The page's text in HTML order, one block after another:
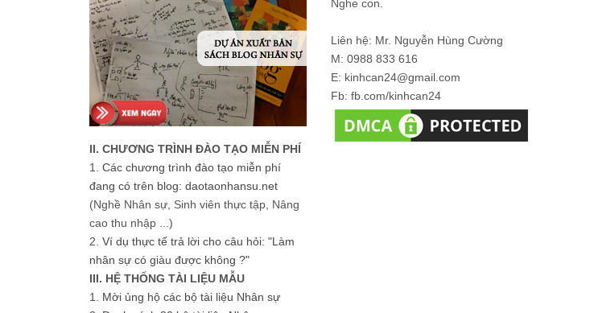
II. CHƯƠNG TRÌNH ĐÀO TẠO MIỄN PHÍ
1. Các chương trình đào tạo miễn phí
đang có trên blog: daotaonhansu.net
(Nghề Nhân sự, Sinh viên thực tập, Nâng
cao thu nhập ...)
2. Ví dụ thực tế trả lời cho câu hỏi: "Làm
nhân sự có giàu được không ?"
III. HỆ THỐNG TÀI LIỆU MẪU
1. Mời ủng hộ các bộ tài liệu Nhân sự
Nghe con.
Liên hệ: Mr. Nguyễn Hùng Cường
M: 0988 833 616
E: kinhcan24@gmail.com
Fb: fb.com/kinhcan24